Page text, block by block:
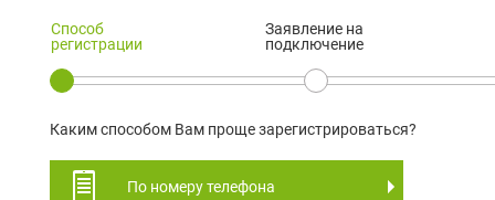
Способ
регистрации
Заявление на
подключение
Каким способом Вам проще зарегистрироваться?
По номеру телефона